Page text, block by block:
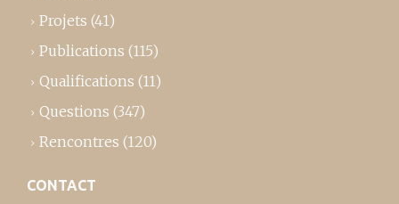
Projets (41)
Publications (115)
Qualifications (11)
Questions (347)
Rencontres (120)
CONTACT